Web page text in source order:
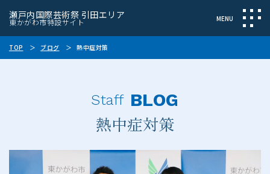
瀬戸内国際芸術祭 引田エリア
東かがわ市特設サイト
TOP ブログ 熱中症対策
Staff BLOG
熱中症対策